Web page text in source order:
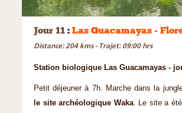
Jour 11 : Las Guacamayas -
Distance: 204 kms - Trajet: 09:00 hrs
Station biologique Las Guacamayas -
Petit déjeuner à 7h. Marche dans la
le site archéologique Waka. Le site a